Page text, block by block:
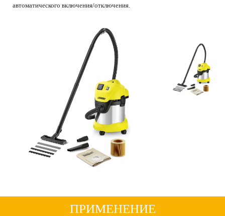
автоматического включения/отключения.
ПРИМЕНЕНИЕ